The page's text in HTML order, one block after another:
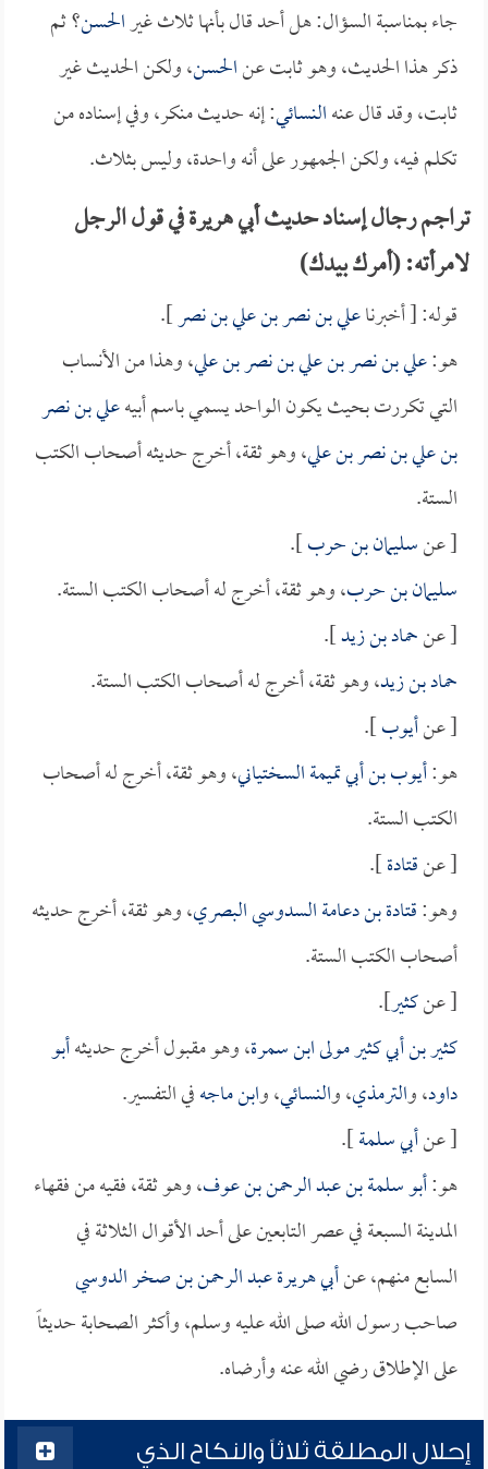
جاء بمناسبة السؤال: هل أحد قال بأنها ثلاث غيرالحسن؟ ثم
ذكر هذا الحديث، وهو ثابت عنالحسن، ولكن الحديث غير
ثابت، وقد قال عنهالنسائي: إنه حديث منكر، وفي إسناده من
تكلم فيه، ولكن الجمهور على أنه واحدة، وليس بثلاث.
تراجم رجال إسناد حديث أبي هريرة في قول الرجل
لامرأته: (أمرك بيدك)
قوله: [ أخبرناعلي بن نصر بن علي بن نصر].
هو:علي بن نصر بن علي بن نصر بن علي، وهذا من الأنساب
التي تكررت بحيث يكون الواحد يسمي باسم أبيهعلي بن نصر
بن علي بن نصر بن علي، وهو ثقة، أخرج حديثه أصحاب الكتب
الستة.
[ عنسليمان بن حرب].
سليمان بن حرب، وهو ثقة، أخرج له أصحاب الكتب الستة.
[ عنحماد بن زيد].
حماد بن زيد، وهو ثقة، أخرج له أصحاب الكتب الستة.
[ عنأيوب].
هو:أيوب بن أبي تميمة السختياني، وهو ثقة، أخرج له أصحاب
الكتب الستة.
[ عنقتادة].
وهو:قتادة بن دعامة السدوسي البصري، وهو ثقة، أخرج حديثه
أصحاب الكتب الستة.
[ عنكثير].
كثير بن أبي كثير مولى ابن سمرة، وهو مقبول أخرج حديثهأبو
داود، والترمذي، والنسائي، وابن ماجهفي التفسير.
[ عنأبي سلمة].
هو:أبو سلمة بن عبد الرحمن بن عوف، وهو ثقة، فقيه من فقهاء
المدينة السبعة في عصر التابعين على أحد الأقوال الثلاثة في
السابع منهم، عنأبي هريرة عبد الرحمن بن صخر الدوسي
صاحب رسول الله صلى الله عليه وسلم، وأكثر الصحابة حديثاً
على الإطلاق رضي الله عنه وأرضاه.
إحلال المطلقة ثلاثاً والنكاح الذي